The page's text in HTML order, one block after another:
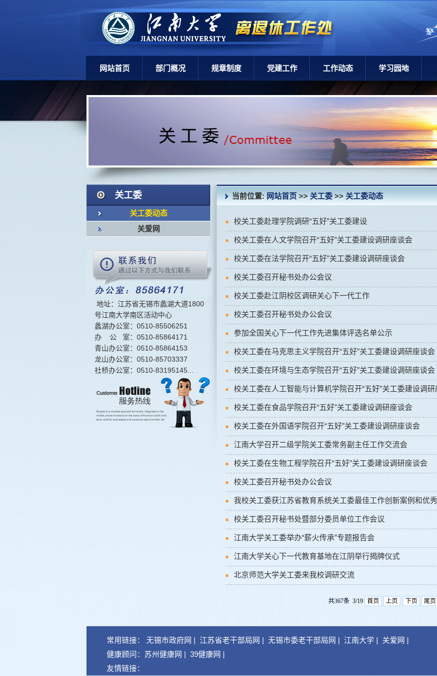
网站首页 部门概况
岗位职责
规章制度 党建工作 工作动态
通知公告
讣 告
学习园地
关工委
关工委动态
关爱网
地址：江苏省无锡市蠡湖大道1800
号江南大学南区活动中心
蠡湖办公室：0510-85506251
办 公 室：0510-85864171
青山办公室：0510-85864153
龙山办公室：0510-85703337
社桥办公室：0510-83195145...
当前位置:网站首页>>关工委>>关工委动态
校关工委赴理学院调研“五好”关工委建设
校关工委在人文学院召开“五好”关工委建设调研座谈会
校关工委在法学院召开“五好”关工委建设调研座谈会
校关工委召开秘书处办公会议
校关工委赴江阴校区调研关心下一代工作
校关工委召开秘书处办公会议
参加全国关心下一代工作先进集体评选名单公示
校关工委在马克思主义学院召开“五好”关工委建设调研座谈会
校关工委在环境与生态学院召开“五好”关工委建设调研座谈会
校关工委在人工智能与计算机学院召开“五好”关工委建设调
校关工委在食品学院召开“五好”关工委建设调研座谈会
校关工委在外国语学院召开“五好”关工委建设调研座谈会
江南大学召开二级学院关工委常务副主任工作交流会
校关工委在生物工程学院召开“五好”关工委建设调研座谈会
校关工委召开秘书处办公会议
我校关工委获江苏省教育系统关工委最佳工作创新案例和优
校关工委召开秘书处暨部分委员单位工作会议
江南大学关工委举办“薪火传承”专题报告会
江南大学关心下一代教育基地在江阴举行揭牌仪式
北京师范大学关工委来我校调研交流
共367条 3/19 首页 上页 下页 尾页
常用链接： 无锡市政府网 | 江苏省老干部局网 | 无锡市委老干部局网 | 江南大学 | 关爱网 |
健康顾问： 苏州健康网 | 39健康网 |
友情链接：